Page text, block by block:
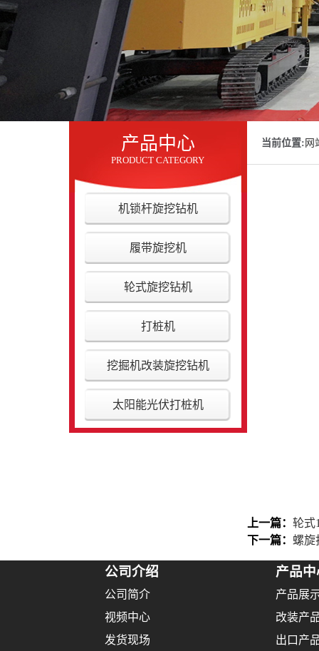
产品中心
PRODUCT CATEGORY
机锁杆旋挖钻机
履带旋挖机
轮式旋挖钻机
打桩机
挖掘机改装旋挖钻机
太阳能光伏打桩机
当前位置: 网
上一篇： 轮式
下一篇： 螺旋
公司介绍
公司简介
视频中心
发货现场
产品中
产品展
改装产
出口产